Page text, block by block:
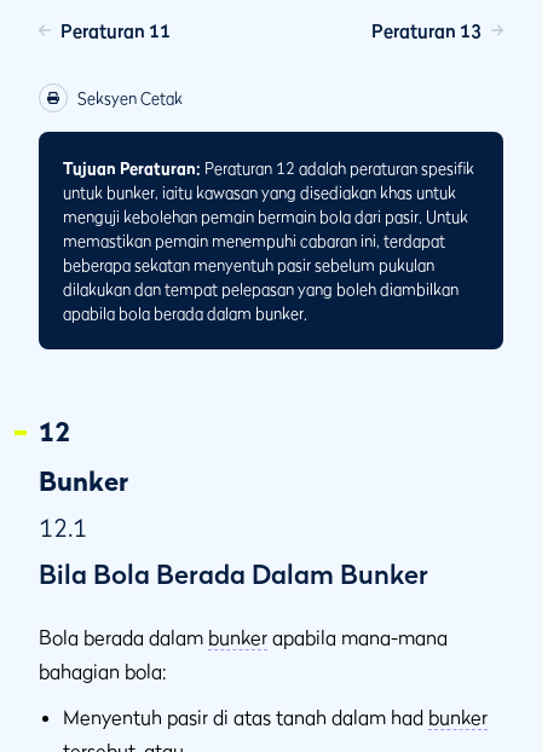
Peraturan 11 Peraturan 13
Seksyen Cetak
Tujuan Peraturan: Peraturan 12 adalah peraturan spesifik
untuk bunker, iaitu kawasan yang disediakan khas untuk
menguji kebolehan pemain bermain bola dari pasir. Untuk
memastikan pemain menempuhi cabaran ini, terdapat
beberapa sekatan menyentuh pasir sebelum pukulan
dilakukan dan tempat pelepasan yang boleh diambilkan
apabila bola berada dalam bunker.
12
Bunker
12.1
Bila Bola Berada Dalam Bunker
Bola berada dalam bunker apabila mana-mana
bahagian bola:
Menyentuh pasir di atas tanah dalam had bunker